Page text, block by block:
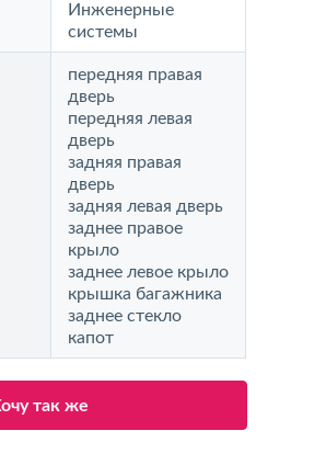
Инженерные
системы
передняя правая
дверь
передняя левая
дверь
задняя правая
дверь
задняя левая дверь
заднее правое
крыло
заднее левое крыло
крышка багажника
заднее стекло
капот
так же